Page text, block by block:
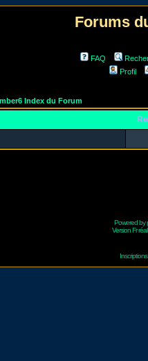
Forums
FAQ
Profil
Index du Forum
Powered by
Version Fr